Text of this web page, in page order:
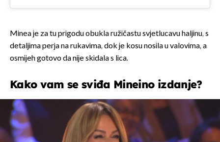
Minea je za tu prigodu obukla ružičastu svjetlucavu haljinu, s
detaljima perja na rukavima, dok je kosu nosila u valovima, a
osmijeh gotovo da nije skidala s lica.
Kako vam se sviđa Mineino izdanje?